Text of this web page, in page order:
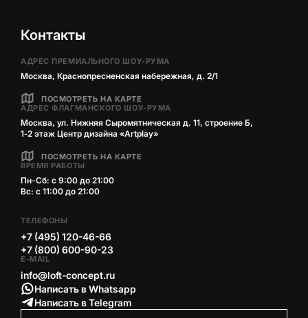
Контакты
АДРЕС ПРЕМИАЛЬНОГО ШОУ-РУМА
Москва, Краснопресненская набережная, д. 2/1
ПОСМОТРЕТЬ НА КАРТЕ
АДРЕС ФЛАГМАНСКОГО ШОУ-РУМА
Москва, ул. Нижняя Сыромятническая д. 11, строение Б,
1‑2 этаж Центр дизайна «Artplay»
ПОСМОТРЕТЬ НА КАРТЕ
ВРЕМЯ РАБОТЫ
Пн-Сб: с 9:00 до 21:00
Вс: с 11:00 до 21:00
ТЕЛЕФОНЫ
+7 (495) 120-46-66
+7 (800) 600-90-23
E-MAIL
info@loft-concept.ru
Написать в Whatsapp
Написать в Telegram